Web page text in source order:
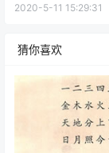
2020-5-11 15:29:31
猜你喜欢